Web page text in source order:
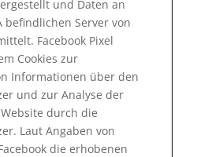
und Daten an
befindlichen Server von
Facebook Pixel
Cookies zur
Informationen über den
und zur Analyse der
durch die
Laut Angaben von
die erhobenen